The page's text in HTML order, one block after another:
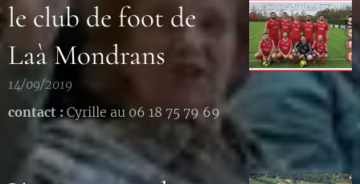
le club de foot de
Laà Mondrans
14/09/2019
contact : Cyrille au 06 18 75 79 69